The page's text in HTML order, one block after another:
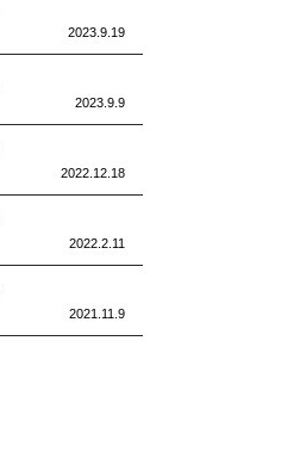
2023.9.19
2023.9.9
2022.12.18
2022.2.11
2021.11.9